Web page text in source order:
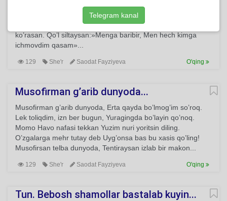
qaytdi. Ko’zlaringda yonib turar nur, Faqat oppoq o’ylar
surasan. Tushlaringda atirgul taqqan Hijronlarning aksin
ko’rasan. Qo’l siltaysan:»Menga baribir, Men hech kimga
ichmovdim qasam»...
129 She'r Saodat Fayziyeva O'qing
Musofirman g’arib dunyoda...
Musofirman g’arib dunyoda, Erta qayda bo’lmog’im so’roq.
Lek toliqdim, izn ber bugun, Yuragingda bo’layin qo’noq.
Momo Havo nafasi tekkan Yuzim nuri yoritsin diling.
O’zgalarga mehr tutay deb Uyg’onsa bas bu xasis qo’ling!
Musofirsan telba dunyoda, Tentiraysan izlab bir makon...
129 She'r Saodat Fayziyeva O'qing
Tun. Bebosh shamollar bastalab kuyin...
Telegram kanal